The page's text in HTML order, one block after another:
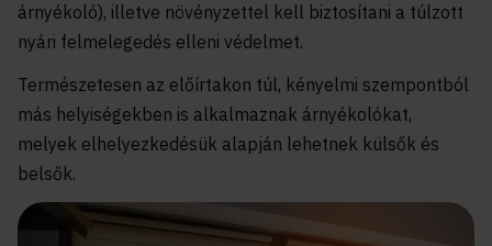
árnyékoló), illetve növényzettel kell biztosítani a túlzott
nyári felmelegedés elleni védelmet.
Természetesen az előírtakon túl, kényelmi szempontból
más helyiségekben is alkalmaznak árnyékolókat,
melyek elhelyezkedésük alapján lehetnek külsők és
belsők.